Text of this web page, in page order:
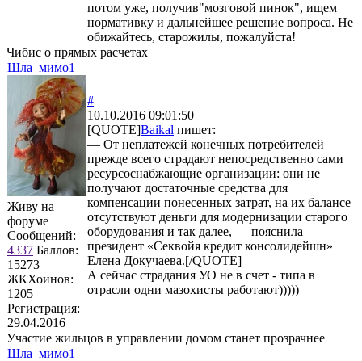
потом уже, получив"мозговой пинок", ищем
нормативку и дальнейшее решение вопроса. Не
обижайтесь, старожилы, пожалуйста!
Чибис о прямых расчетах
Шла_мимо1
Живу на
форуме
Сообщений:
4337 Баллов:
15273
ЖКХоинов:
1205
Регистрация:
29.04.2016
#
10.10.2016 09:01:50
[QUOTE]Baikal пишет:
— От неплатежей конечных потребителей
прежде всего страдают непосредственно сами
ресурсоснабжающие организации: они не
получают достаточные средства для
компенсации понесенных затрат, на их балансе
отсутствуют деньги для модернизации старого
оборудования и так далее, — пояснила
президент «Секвойя кредит консолидейшн»
Елена Докучаева.[/QUOTE]
А сейчас страдания УО не в счет - типа в
отрасли одни мазохисты работают)))))
Участие жильцов в управлении домом станет прозрачнее
Шла_мимо1